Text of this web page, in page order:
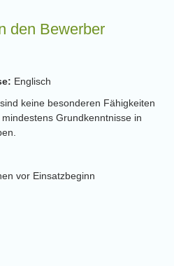
den Bewerber
Englisch
keine besonderen Fähigkeiten
Grundkenntnisse in
vor Einsatzbeginn